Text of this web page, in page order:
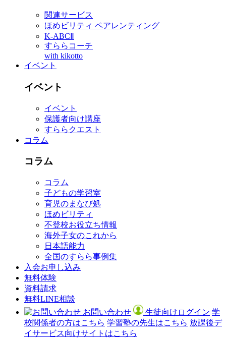
関連サービス
ほめビリティ ペアレンティング
K-ABCⅡ
すららコーチ
with kikotto
イベント
イベント
イベント
保護者向け講座
すららクエスト
コラム
コラム
コラム
子どもの学習室
育児のまなび処
ほめビリティ
不登校お役立ち情報
海外子女のこれから
日本語能力
全国のすらら事例集
入会お申し込み
無料体験
資料請求
無料LINE相談
お問い合わせ
生徒向けログイン 学
校関係者の方はこちら 学習塾の先生はこちら 放課後デ
イサービス向けサイトはこちら